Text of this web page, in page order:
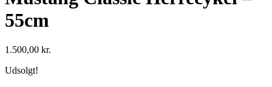
55cm
1.500,00 kr.
Udsolgt!